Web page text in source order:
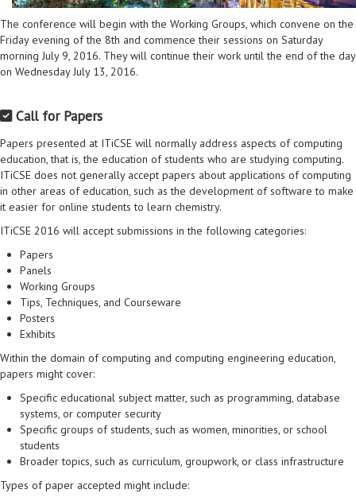
The conference will begin with the Working Groups, which convene on the
Friday evening of the 8th and commence their sessions on Saturday
morning July 9, 2016. They will continue their work until the end of the day
on Wednesday July 13, 2016.
Call for Papers
Papers presented at ITiCSE will normally address aspects of computing
education, that is, the education of students who are studying computing.
ITiCSE does not generally accept papers about applications of computing
in other areas of education, such as the development of software to make
it easier for online students to learn chemistry.
ITiCSE 2016 will accept submissions in the following categories:
Papers
Panels
Working Groups
Tips, Techniques, and Courseware
Posters
Exhibits
Within the domain of computing and computing engineering education,
papers might cover:
Specific educational subject matter, such as programming, database
systems, or computer security
Specific groups of students, such as women, minorities, or school
students
Broader topics, such as curriculum, groupwork, or class infrastructure
Types of paper accepted might include:
Proyecto de grado
Reingreso
Reintegro
Transferencia
Tarifas
Grado